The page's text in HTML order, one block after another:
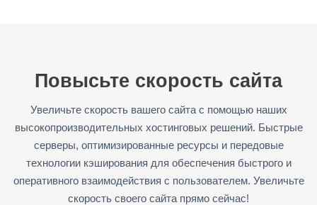
Повысьте скорость сайта
Увеличьте скорость вашего сайта с помощью наших
высокопроизводительных хостинговых решений. Быстрые
серверы, оптимизированные ресурсы и передовые
технологии кэширования для обеспечения быстрого и
оперативного взаимодействия с пользователем. Увеличьте
скорость своего сайта прямо сейчас!